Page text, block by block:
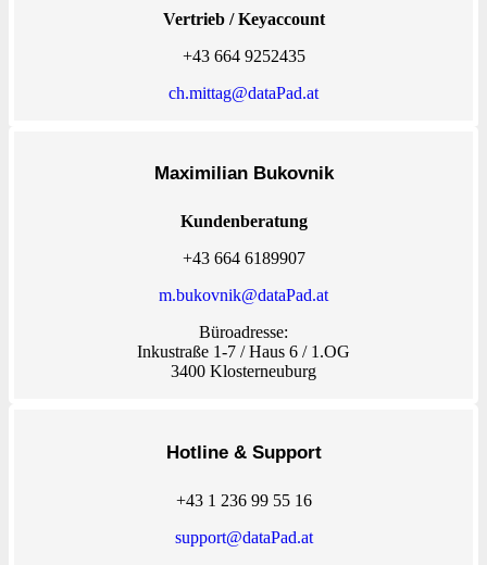
Vertrieb / Keyaccount
+43 664 9252435
ch.mittag@dataPad.at
Maximilian Bukovnik
Kundenberatung
+43 664 6189907
m.bukovnik@dataPad.at
Büroadresse:
Inkustraße 1-7 / Haus 6 / 1.OG
3400 Klosterneuburg
Hotline & Support
+43 1 236 99 55 16
support@dataPad.at